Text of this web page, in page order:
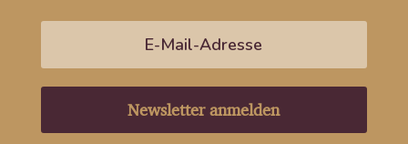
Newsletter anmelden